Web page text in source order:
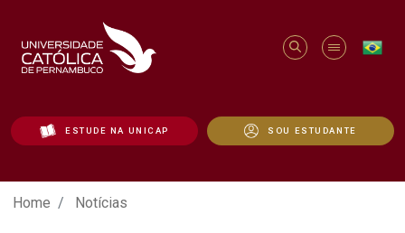
ESTUDE NA UNICAP SOU ESTUDANTE
Notícias - Unicap
Home Notícias